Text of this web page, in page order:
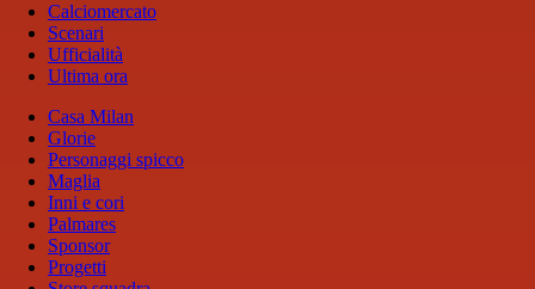
Calciomercato
Scenari
Ufficialità
Ultima ora
Casa Milan
Glorie
Personaggi spicco
Maglia
Inni e cori
Palmares
Sponsor
Progetti